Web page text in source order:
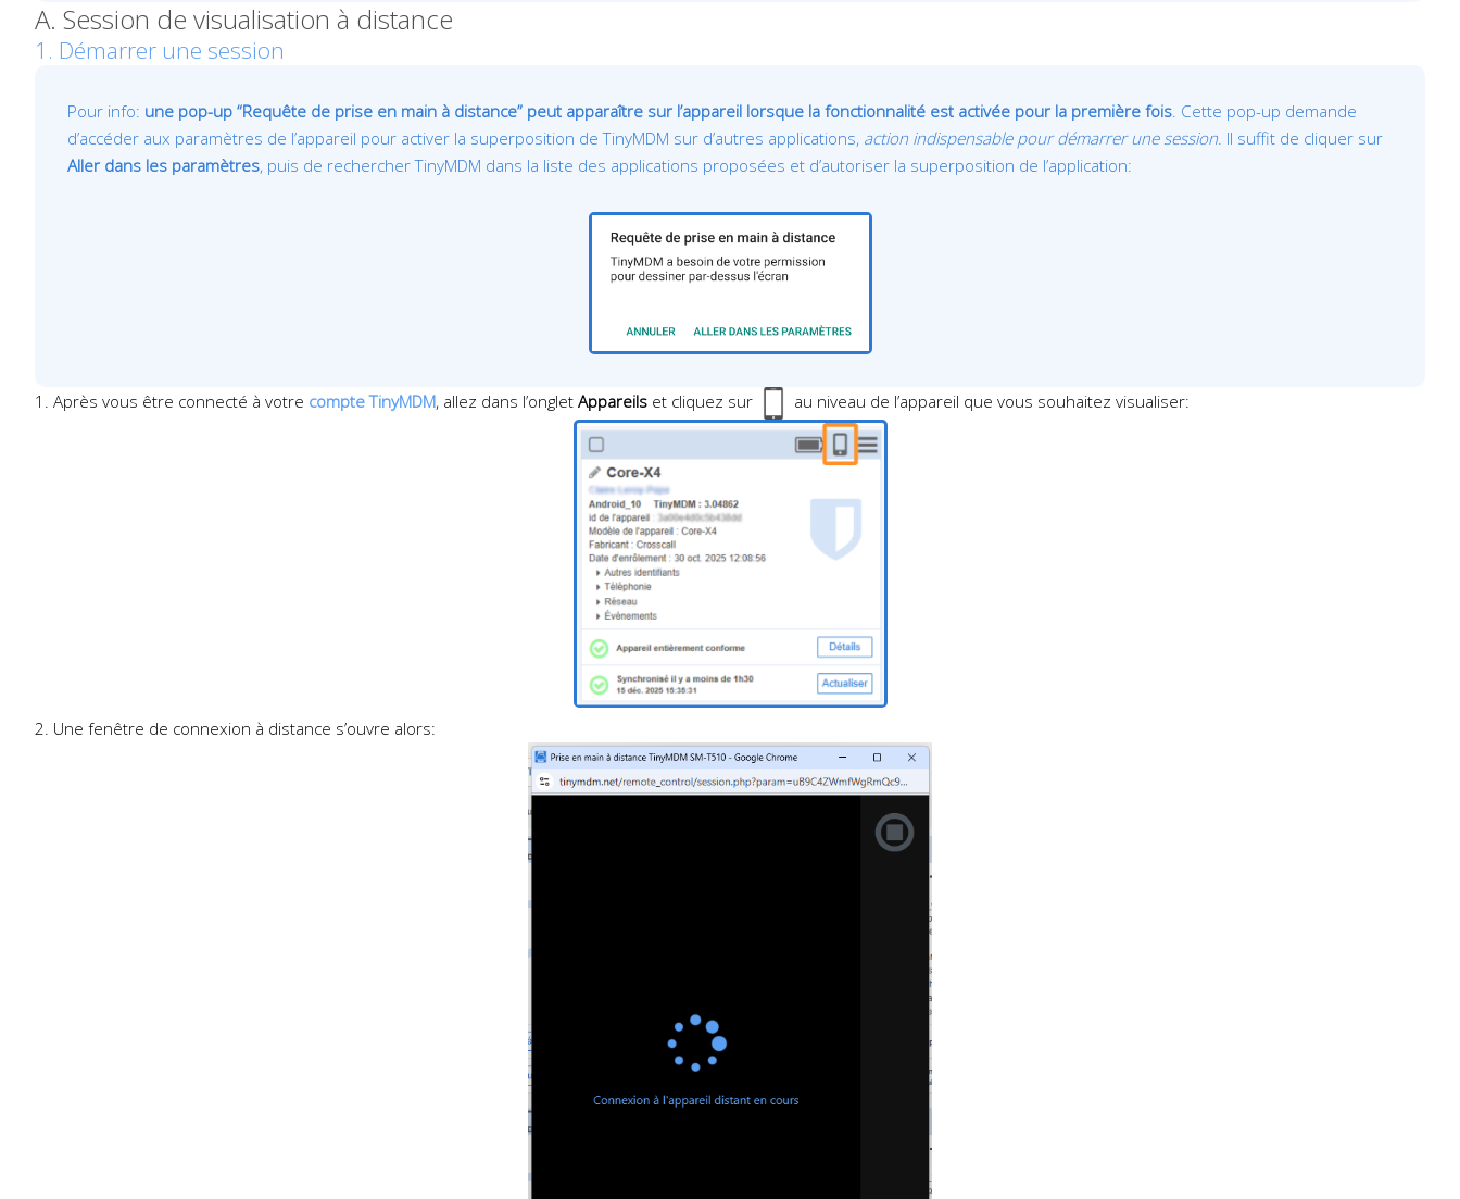
A. Session de visualisation à distance
1. Démarrer une session
Pour info: une pop-up “Requête de prise en main à distance” peut apparaître sur l’appareil lorsque la fonctionnalité est activée pour la première fois. Cette pop-up demande
d’accéder aux paramètres de l’appareil pour activer la superposition de TinyMDM sur d’autres applications, action indispensable pour démarrer une session. Il suffit de cliquer sur
Aller dans les paramètres, puis de rechercher TinyMDM dans la liste des applications proposées et d’autoriser la superposition de l’application:
1. Après vous être connecté à votre compte TinyMDM, allez dans l’onglet Appareils et cliquez sur au niveau de l’appareil que vous souhaitez visualiser:
2. Une fenêtre de connexion à distance s’ouvre alors: